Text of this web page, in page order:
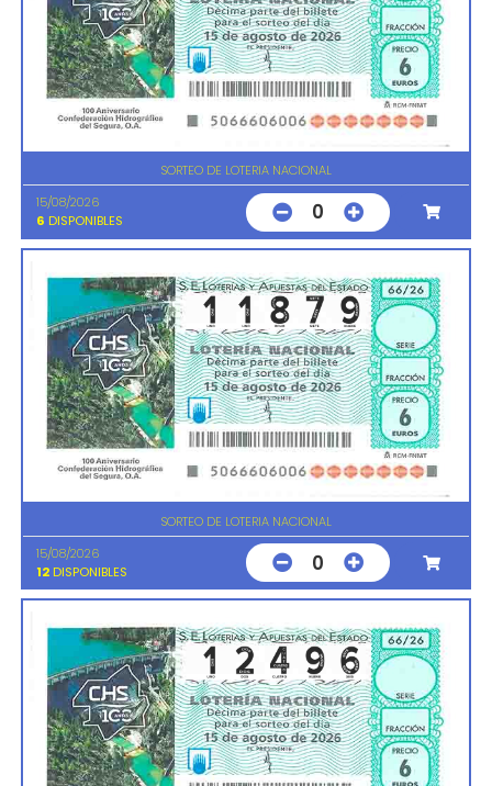
SORTEO DE LOTERIA NACIONAL
15/08/2026
6 DISPONIBLES 0
SORTEO DE LOTERIA NACIONAL
15/08/2026
12 DISPONIBLES 0